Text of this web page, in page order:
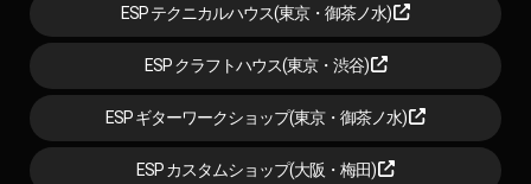
ESP テクニカルハウス(東京・御茶ノ水)
ESP クラフトハウス(東京・渋谷)
ESP ギターワークショップ(東京・御茶ノ水)
ESP カスタムショップ(大阪・梅田)